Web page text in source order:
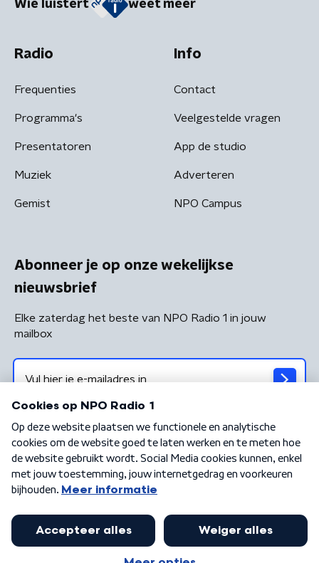
Wie luistert weet meer
Radio
Frequenties
Programma's
Presentatoren
Muziek
Gemist
Info
Contact
Veelgestelde vragen
App de studio
Adverteren
NPO Campus
Abonneer je op onze wekelijkse
nieuwsbrief
Elke zaterdag het beste van NPO Radio 1 in jouw
mailbox
Algemene voorwaarden